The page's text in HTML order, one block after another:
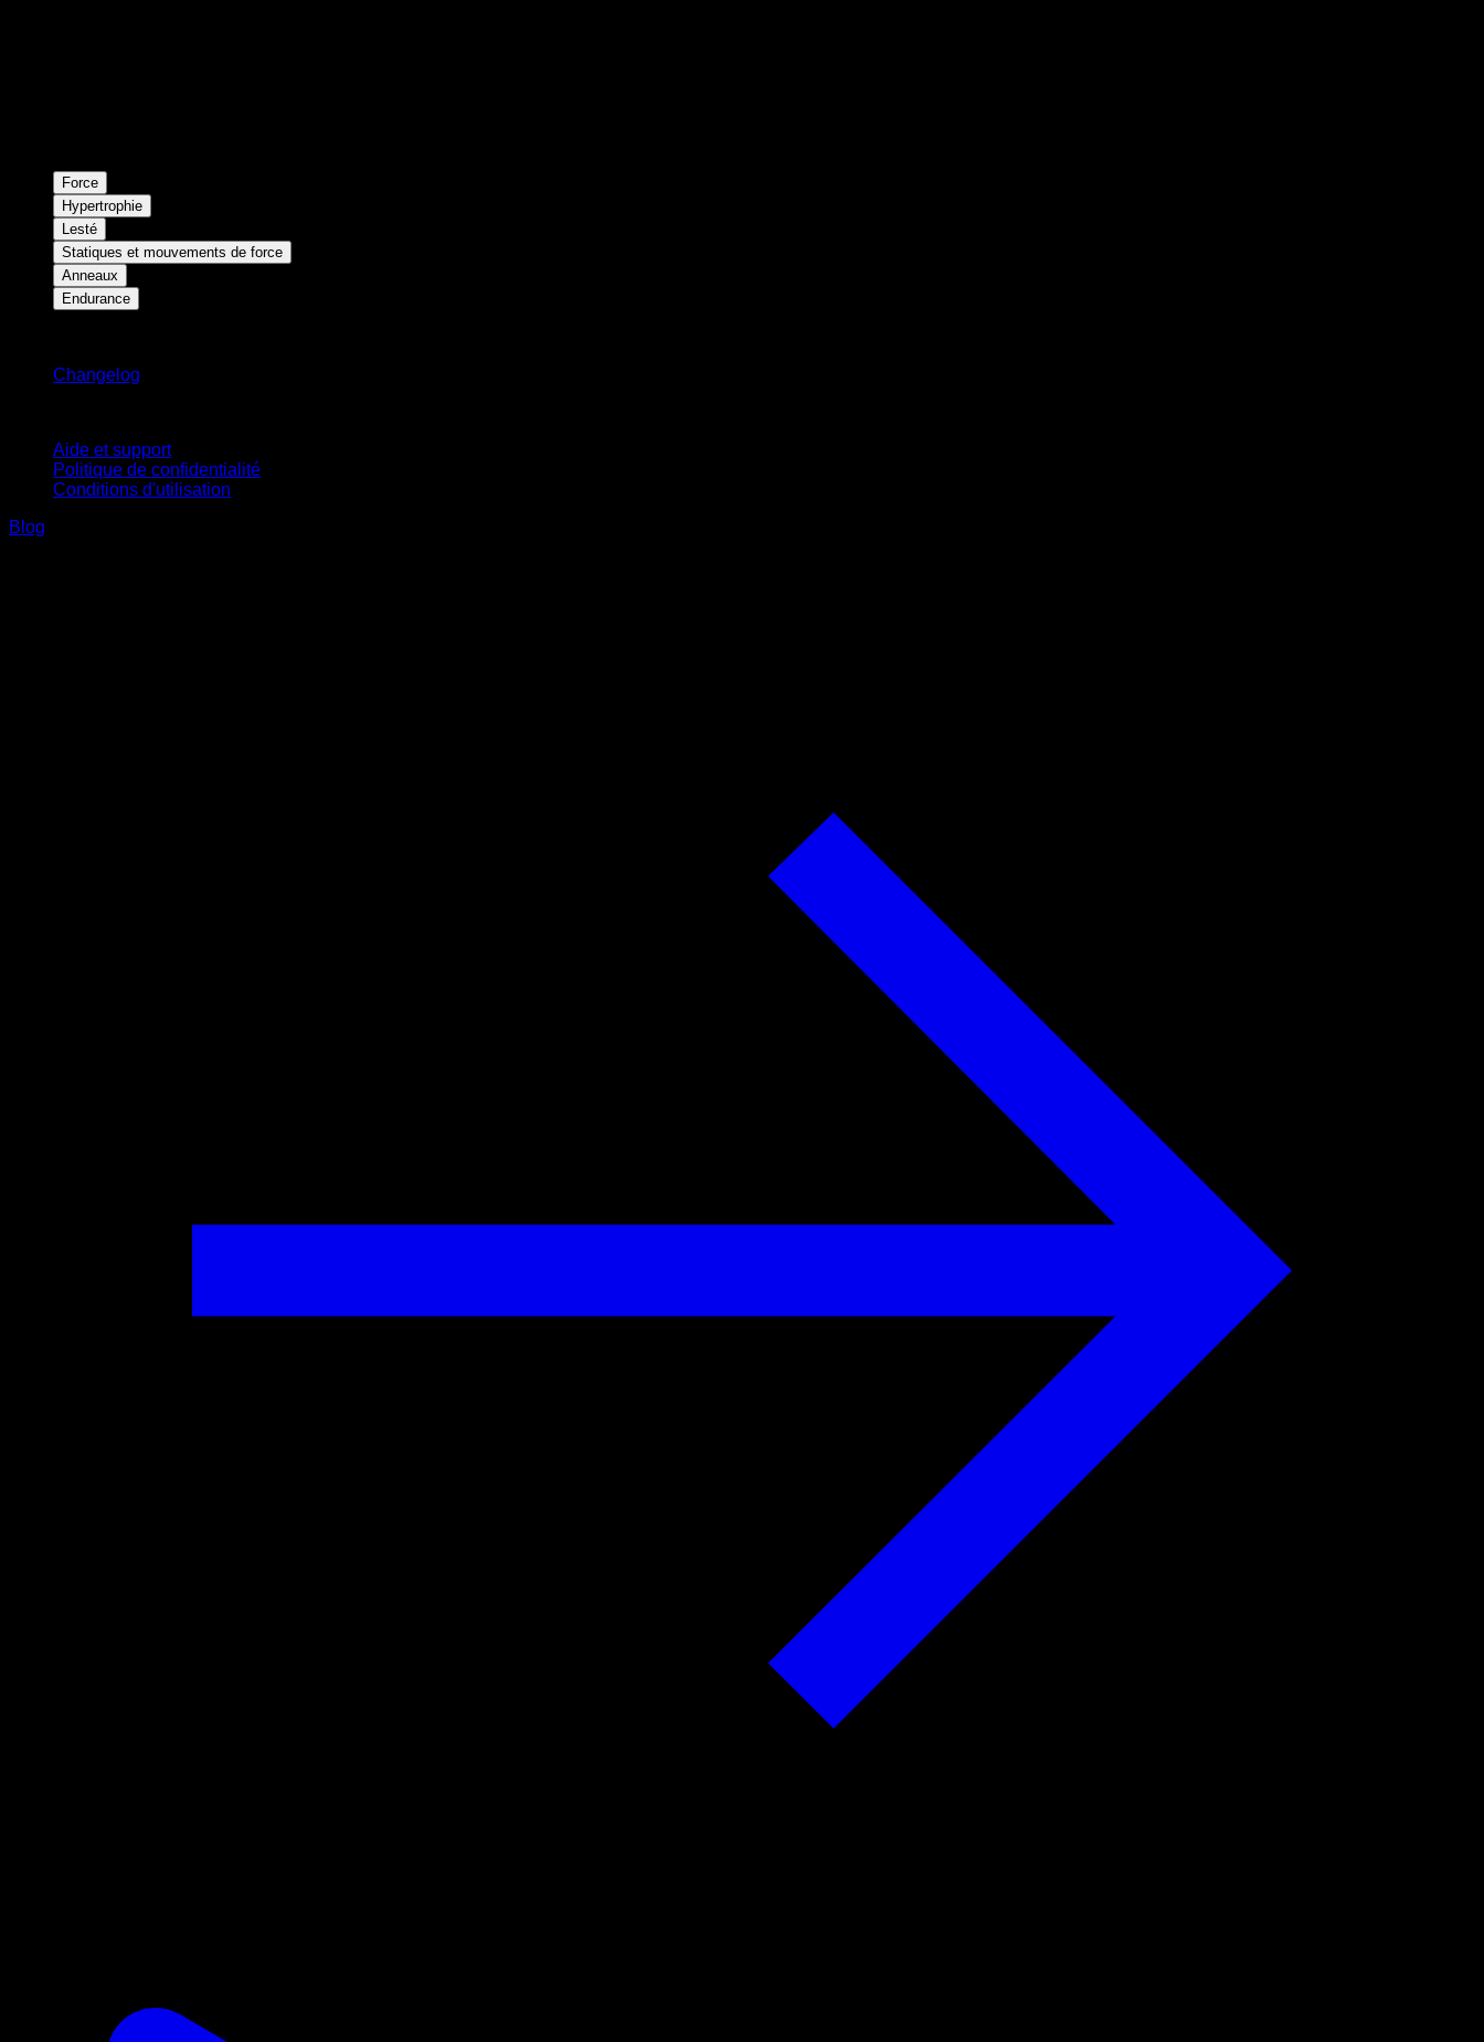
Force
Hypertrophie
Lesté
Statiques et mouvements de force
Anneaux
Endurance
Changelog
Aide et support
Politique de confidentialité
Conditions d'utilisation
Blog